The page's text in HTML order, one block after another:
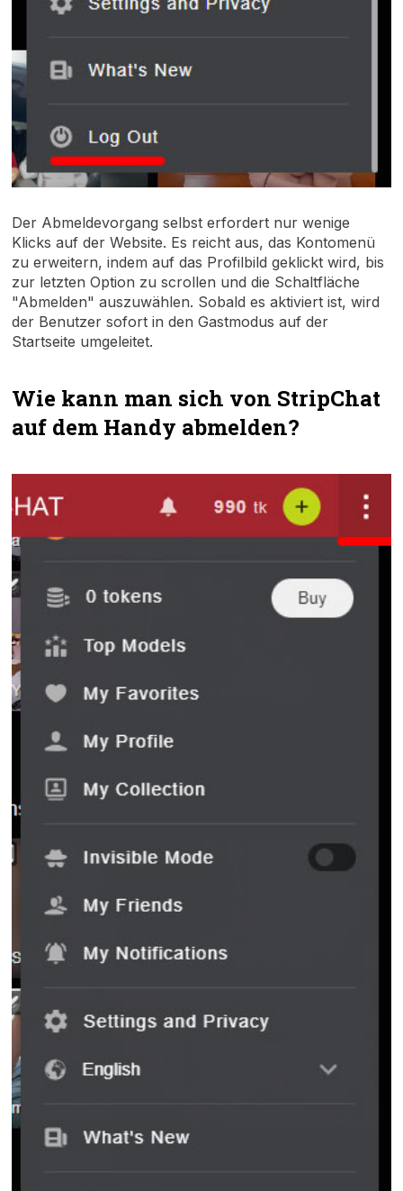
Der Abmeldevorgang selbst erfordert nur wenige
Klicks auf der Website. Es reicht aus, das Kontomenü
zu erweitern, indem auf das Profilbild geklickt wird, bis
zur letzten Option zu scrollen und die Schaltfläche
"Abmelden" auszuwählen. Sobald es aktiviert ist, wird
der Benutzer sofort in den Gastmodus auf der
Startseite umgeleitet.
Wie kann man sich von StripChat
auf dem Handy abmelden?